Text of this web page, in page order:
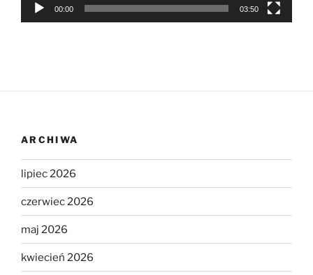
00:00 03:50
ARCHIWA
lipiec 2026
czerwiec 2026
maj 2026
kwiecień 2026